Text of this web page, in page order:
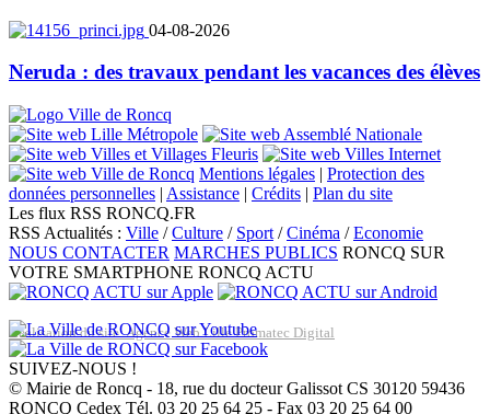
04-08-2026
Neruda : des travaux pendant les vacances des élèves
Mentions légales | Protection des
données personnelles | Assistance | Crédits | Plan du site
Les flux RSS RONCQ.FR
RSS Actualités : Ville /Culture / Sport /Cinéma /Economie
NOUS CONTACTER MARCHES PUBLICS RONCQ SUR
VOTRE SMARTPHONE RONCQ ACTU
Réalisation du site: Agence Web Lille Promatec Digital
SUIVEZ-NOUS !
© Mairie de Roncq - 18, rue du docteur Galissot CS 30120 59436
RONCQ Cedex Tél. 03 20 25 64 25 - Fax 03 20 25 64 00